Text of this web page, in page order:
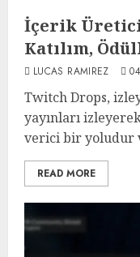
İçerik
Katılım,
LUCAS RAMIREZ
Twitch Drops,
yayınları
verici bir yoludur
READ MORE